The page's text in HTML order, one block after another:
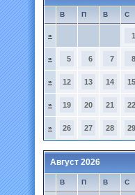
В П В С
» 1
» 5 6 7 8
» 12 13 14 15
» 19 20 21 22
» 26 27 28 29
Август 2026
В П В С